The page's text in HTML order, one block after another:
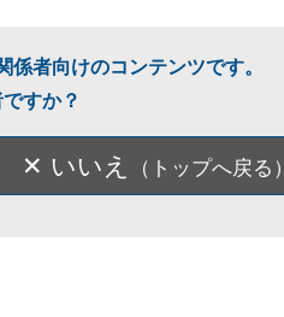
者向けのコンテンツです。
すか？
✕ いいえ （トップへ戻る）